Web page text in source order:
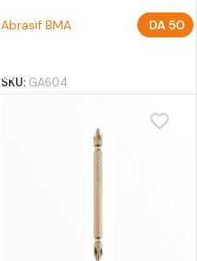
Abrasif BMA DA50
SKU: GA604